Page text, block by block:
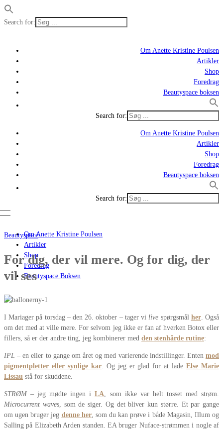
Search for:
Om Anette Kristine Poulsen
Artikler
Shop
Foredrag
Beautyspace boksen
Search for:
Om Anette Kristine Poulsen
Artikler
Shop
Foredrag
Beautyspace boksen
Search for:
Om Anette Kristine Poulsen
Artikler
Shop
Foredrag
Beautyspace Boksen
Beautyspace
For dig, der vil mere. Og for dig, der
vil ses
I Mariager på torsdag – den 26. oktober – tager vilive spørgsmål her. Også
om det med at ville mere. For selvom jeg ikke er fan af hverken Botox eller
fillers, så er der andre ting, jeg kombinerer med den stenhårde rutine:
IPL – en eller to gange om året og med varierende indstillinger. Enten mod
pigmentpletter eller synlige kar. Og jeg er glad for at ladeElse Marie
Lissau stå for skuddene.
STRØM – jeg mødte ingen iLA, som ikke var helt tosset med strøm.
Microcurrent waves, som de siger. Og det bliver kun større. Et par gange
om ugen bruger jeg denne her, som du kan prøve i både Magasin, Illum og
Salling på Elizabeth Arden standen. EA bruger Nuface-strømmen i nogle af